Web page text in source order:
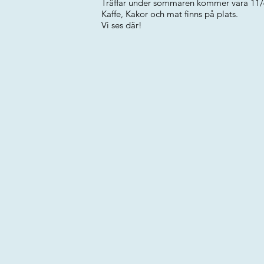
Träffar under sommaren kommer vara
Kaffe, Kakor och mat finns på plats.
Vi ses där!